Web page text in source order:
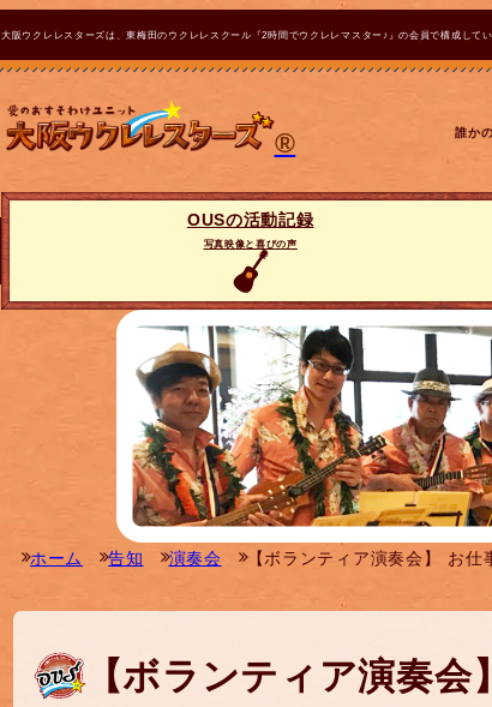
大阪ウクレレスターズは、東梅田のウクレレスクール『2時間でウクレレマスター♪』の会員で構成してい
® 誰か
OUSの活動記録
写真映像と喜びの声
ホーム 告知 演奏会 【ボランティア演奏会】 お
【ボランティア演奏会